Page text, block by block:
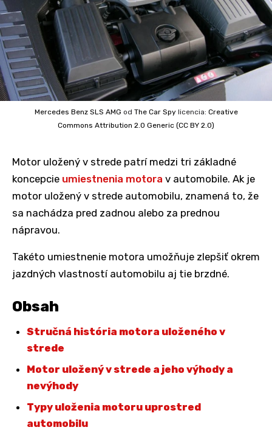
Mercedes Benz SLS AMG od The Car Spy licencia: Creative
Commons Attribution 2.0 Generic (CC BY 2.0)
Motor uložený v strede patrí medzi tri základné
koncepcie umiestnenia motora v automobile. Ak je
motor uložený v strede automobilu, znamená to, že
sa nachádza pred zadnou alebo za prednou
nápravou.
Takéto umiestnenie motora umožňuje zlepšiť okrem
jazdných vlastností automobilu aj tie brzdné.
Obsah
Stručná história motora uloženého v
strede
Motor uložený v strede a jeho výhody a
nevýhody
Typy uloženia motoru uprostred
automobilu